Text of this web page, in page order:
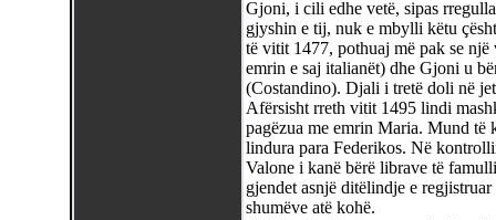
Gjoni, i cili edhe vetë, sipas
gjyshin e tij, nuk e mbylli këtu
të vitit 1477, pothuaj më pak se
emrin e saj italianët) dhe Gjoni u
(Costandino). Djali i tretë doli në
Afërsisht rreth vitit 1495 lindi
pagëzua me emrin Maria. Mund të
lindura para Federikos. Në
Valone i kanë bërë librave të
gjendet asnjë ditëlindje e
shumëve atë kohë.